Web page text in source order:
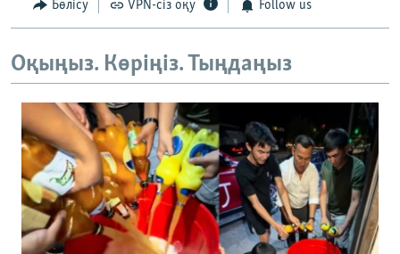
Бөлісу VPN-сіз оқу Follow us
Оқыңыз. Көріңіз. Тыңдаңыз